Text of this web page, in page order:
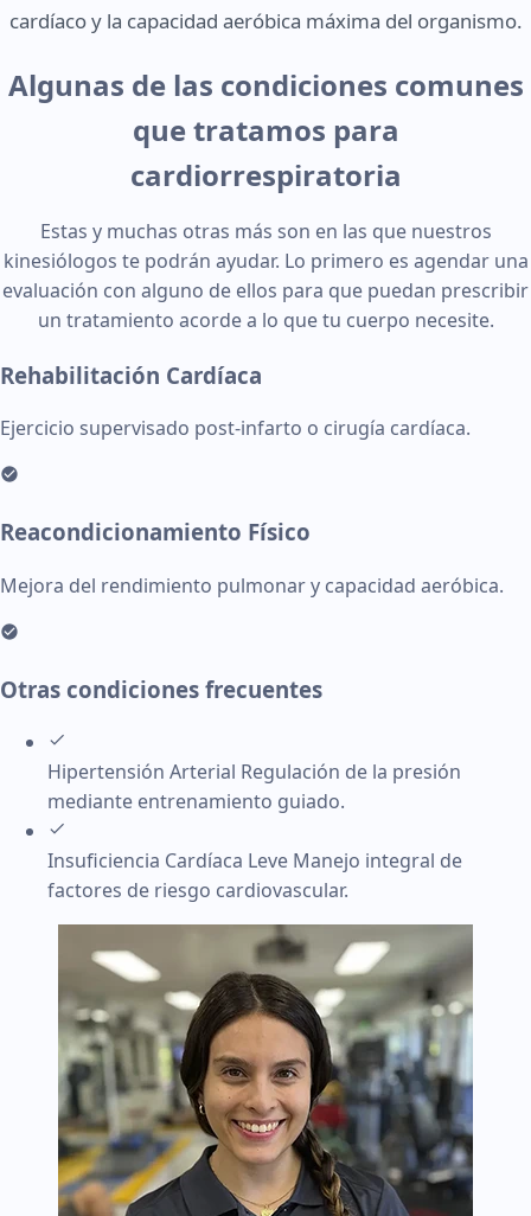
cardíaco y la capacidad aeróbica máxima del organismo.
Algunas de las condiciones comunes
que tratamos para
cardiorrespiratoria
Estas y muchas otras más son en las que nuestros
kinesiólogos te podrán ayudar. Lo primero es agendar una
evaluación con alguno de ellos para que puedan prescribir
un tratamiento acorde a lo que tu cuerpo necesite.
Rehabilitación Cardíaca
Ejercicio supervisado post-infarto o cirugía cardíaca.
Reacondicionamiento Físico
Mejora del rendimiento pulmonar y capacidad aeróbica.
Otras condiciones frecuentes
Hipertensión Arterial Regulación de la presión
mediante entrenamiento guiado.
Insuficiencia Cardíaca Leve Manejo integral de
factores de riesgo cardiovascular.